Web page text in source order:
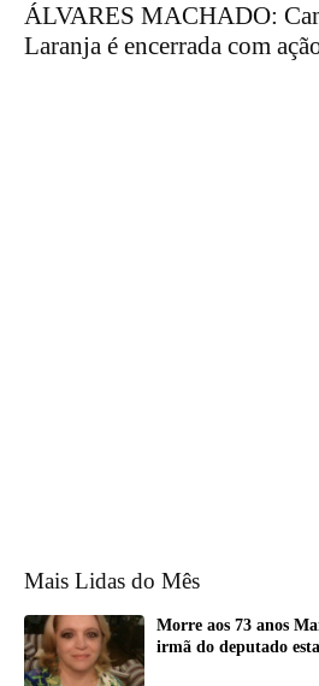
ÁLVARES MACHADO:
Laranja é encerrada com
Mais Lidas do Mês
Morre aos 73 anos
irmã do deputado